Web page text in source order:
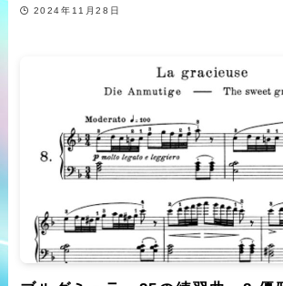
2024年11月28日